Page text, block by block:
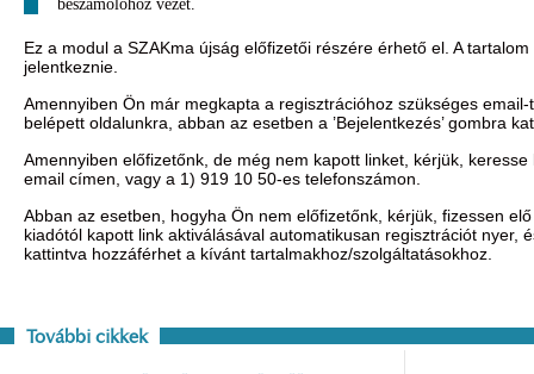
beszámolóhoz vezet.
Ez a modul a SZAKma újság előfizetői részére érhető el. A
jelentkeznie.
Amennyiben Ön már megkapta a regisztrációhoz szükséges
belépett oldalunkra, abban az esetben a ’Bejelentkezés’ gombra
Amennyiben előfizetőnk, de még nem kapott linket, kérjük,
email címen, vagy a 1) 919 10 50-es telefonszámon.
Abban az esetben, hogyha Ön nem előfizetőnk, kérjük, fizessen
kiadótól kapott link aktiválásával automatikusan regisztrációt nyer,
kattintva hozzáférhet a kívánt tartalmakhoz/szolgáltatásokhoz.
További cikkek